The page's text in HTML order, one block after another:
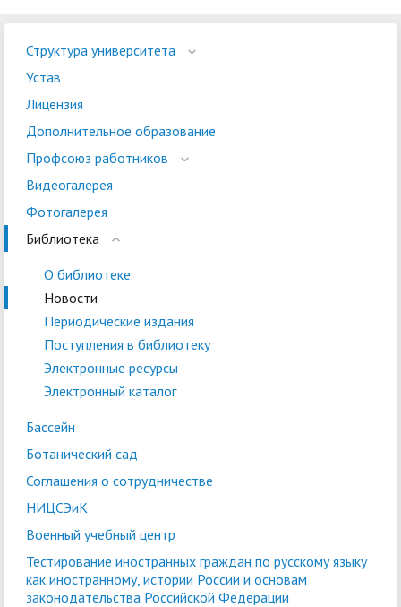
Структура университета
Устав
Лицензия
Дополнительное образование
Профсоюз работников
Видеогалерея
Фотогалерея
Библиотека
О библиотеке
Новости
Периодические издания
Поступления в библиотеку
Электронные ресурсы
Электронный каталог
Бассейн
Ботанический сад
Соглашения о сотрудничестве
НИЦСЭиК
Военный учебный центр
Тестирование иностранных граждан по русскому языку
как иностранному, истории России и основам
законодательства Российской Федерации